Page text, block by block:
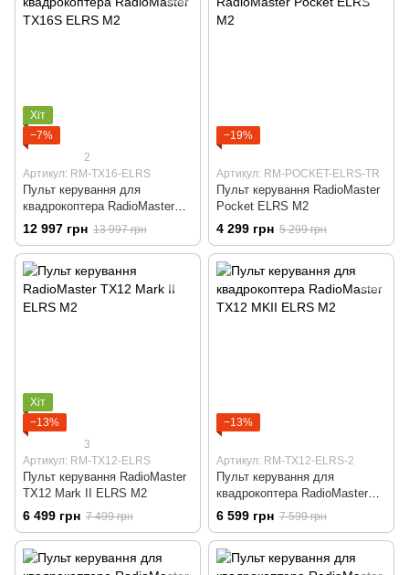
Хіт
−7%
2
Артикул: RM-TX16-ELRS
Пульт керування для
квадрокоптера RadioMaster
TX16S ELRS М2
12 997 грн 13 997 грн
−19%
Артикул: RM-POCKET-ELRS-TR
Пульт керування RadioMaster
Pocket ELRS M2
4 299 грн 5 299 грн
Хіт
−13%
3
Артикул: RM-TX12-ELRS
Пульт керування RadioMaster
TX12 Mark II ELRS М2
6 499 грн 7 499 грн
−13%
Артикул: RM-TX12-ELRS-2
Пульт керування для
квадрокоптера RadioMaster
TX12 MKII ELRS M2
6 599 грн 7 599 грн